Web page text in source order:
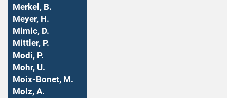
Merkel, B.
Meyer, H.
Mimic, D.
Mittler, P.
Modi, P.
Mohr, U.
Moix-Bonet, M.
Molz, A.